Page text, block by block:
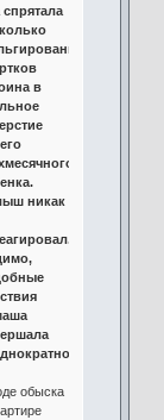
спрятала
в
никак
обыска